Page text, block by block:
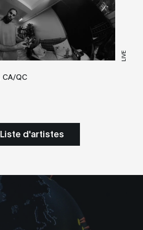
LIVE
CA/QC
Liste d'artistes